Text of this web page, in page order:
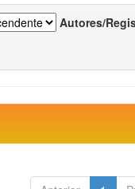
Autores/